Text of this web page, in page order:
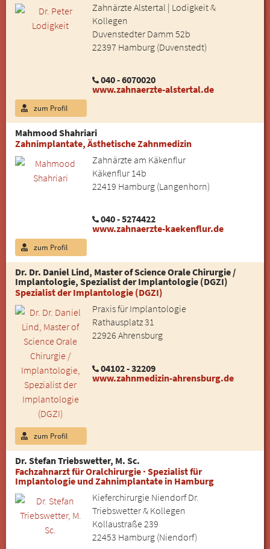
Zahnärzte Alstertal | Lodigkeit &
Kollegen
Duvenstedter Damm 52b
22397 Hamburg (Duvenstedt)
040 - 6070020
www.zahnaerzte-alstertal.de
zum Profil
Mahmood Shahriari
Zahnimplantate, Ästhetische Zahnmedizin
Zahnärzte am Käkenflur
Käkenflur 14b
22419 Hamburg (Langenhorn)
040 - 5274422
www.zahnaerzte-kaekenflur.de
zum Profil
Dr. Dr. Daniel Lind, Master of Science Orale Chirurgie /
Implantologie, Spezialist der Implantologie (DGZI)
Spezialist der Implantologie (DGZI)
Praxis für Implantologie
Rathausplatz 31
22926 Ahrensburg
04102 - 32209
www.zahnmedizin-ahrensburg.de
zum Profil
Dr. Stefan Triebswetter, M. Sc.
Fachzahnarzt für Oralchirurgie · Spezialist für
Implantologie und Zahnimplantate in Hamburg
Kieferchirurgie Niendorf Dr.
Triebswetter & Kollegen
Kollaustraße 239
22453 Hamburg (Niendorf)